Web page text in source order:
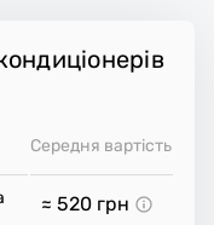
Середня вартість
≈ 520 грн